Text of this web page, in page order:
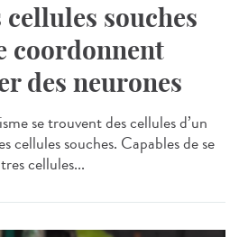
souches
coordonnent
des neurones
se trouvent des cellules d’un
cellules souches. Capables de se
cellules...